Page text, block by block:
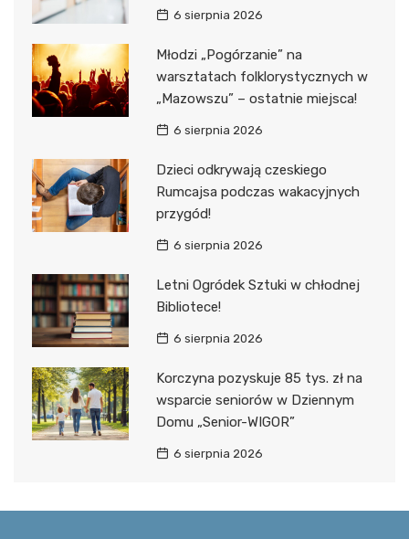
6 sierpnia 2026
Młodzi „Pogórzanie” na
warsztatach folklorystycznych w
„Mazowszu” – ostatnie miejsca!
6 sierpnia 2026
Dzieci odkrywają czeskiego
Rumcajsa podczas wakacyjnych
przygód!
6 sierpnia 2026
Letni Ogródek Sztuki w chłodnej
Bibliotece!
6 sierpnia 2026
Korczyna pozyskuje 85 tys. zł na
wsparcie seniorów w Dziennym
Domu „Senior-WIGOR”
6 sierpnia 2026